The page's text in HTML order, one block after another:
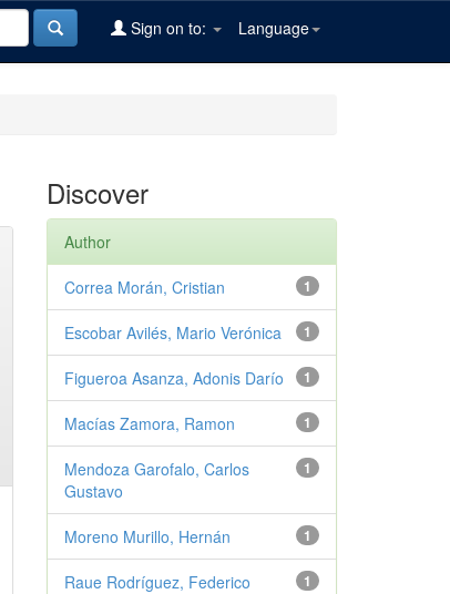
Language
Sign on to:
Discover
Author
1
Correa Morán, Cristian
1
Escobar Avilés, Mario Verónica
1
Figueroa Asanza, Adonis Darío
1
Macías Zamora, Ramon
1
Mendoza Garofalo, Carlos
Gustavo
1
Moreno Murillo, Hernán
1
Raue Rodríguez, Federico